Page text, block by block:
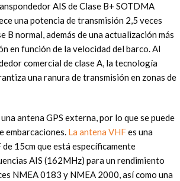
AIS de Clase B+ SOTDMA
una potencia de transmisión 2,5 veces
B normal, además de una actualización más
en función de la velocidad del barco. Al
comercial de clase A, la tecnología
una ranura de transmisión en zonas de
antena GPS externa, por lo que se puede
embarcaciones. La antena VHFes una
15cm que está específicamente
AIS (162MHz) para un rendimiento
NMEA 0183 y NMEA 2000, así como una